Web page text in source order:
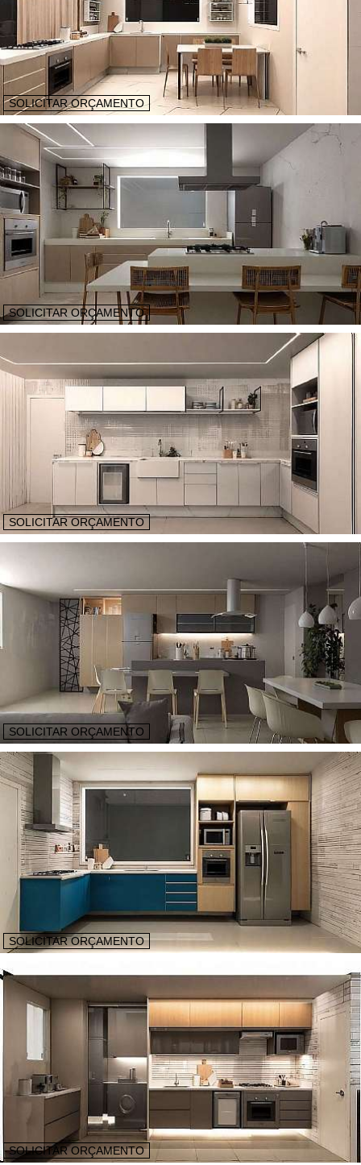
SOLICITAR ORÇAMENTO
SOLICITAR ORÇAMENTO
SOLICITAR ORÇAMENTO
SOLICITAR ORÇAMENTO
SOLICITAR ORÇAMENTO
SOLICITAR ORÇAMENTO